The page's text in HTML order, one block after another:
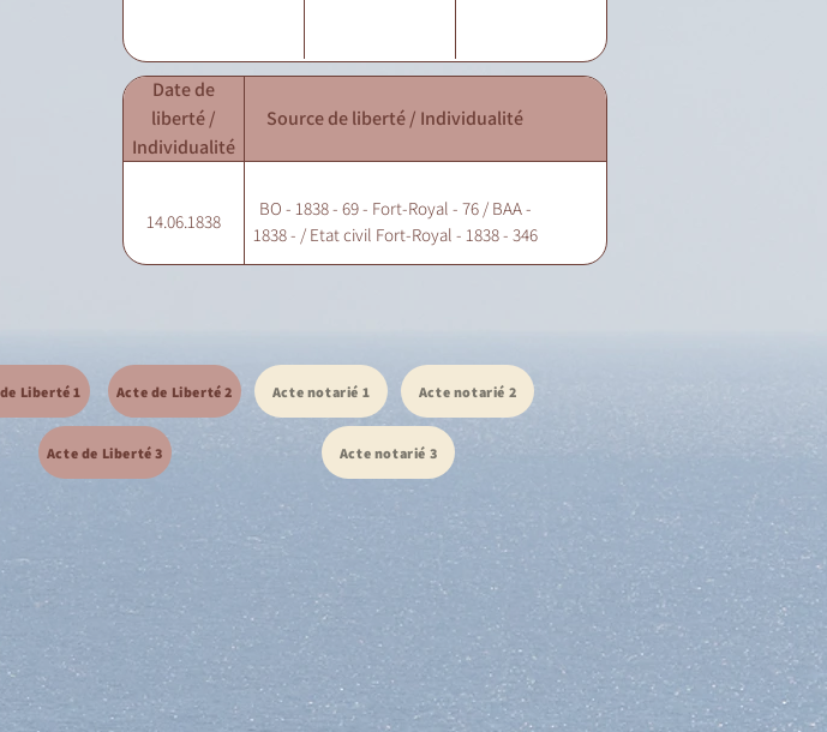
Date de
liberté /
Individualité
Source de liberté / Individualité
14.06.1838
BO - 1838 - 69 - Fort-Royal - 76 / BAA -
1838 - / Etat civil Fort-Royal - 1838 - 346
Liberté 1 Acte de Liberté 2
Acte de Liberté 3
Acte notarié 1 Acte notarié 2
Acte notarié 3